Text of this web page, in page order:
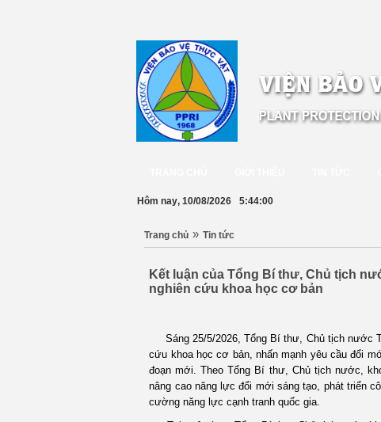
Hôm nay, 10/08/2026 5:44:00
Trang chủ » Tin tức
Kết luận của Tổng Bí thư, Chủ tịch
nghiên cứu khoa học cơ bản
Sáng 25/5/2026, Tổng Bí thư, Chủ tịch nước
cứu khoa học cơ bản, nhấn mạnh yêu cầu đổi
đoạn mới. Theo Tổng Bí thư, Chủ tịch nước,
nâng cao năng lực đổi mới sáng tạo, phát triển
cường năng lực cạnh tranh quốc gia.